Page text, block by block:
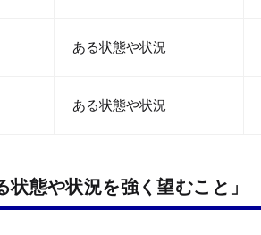
ある状態や状況
ある状態や状況
状態や状況を強く望むこと」